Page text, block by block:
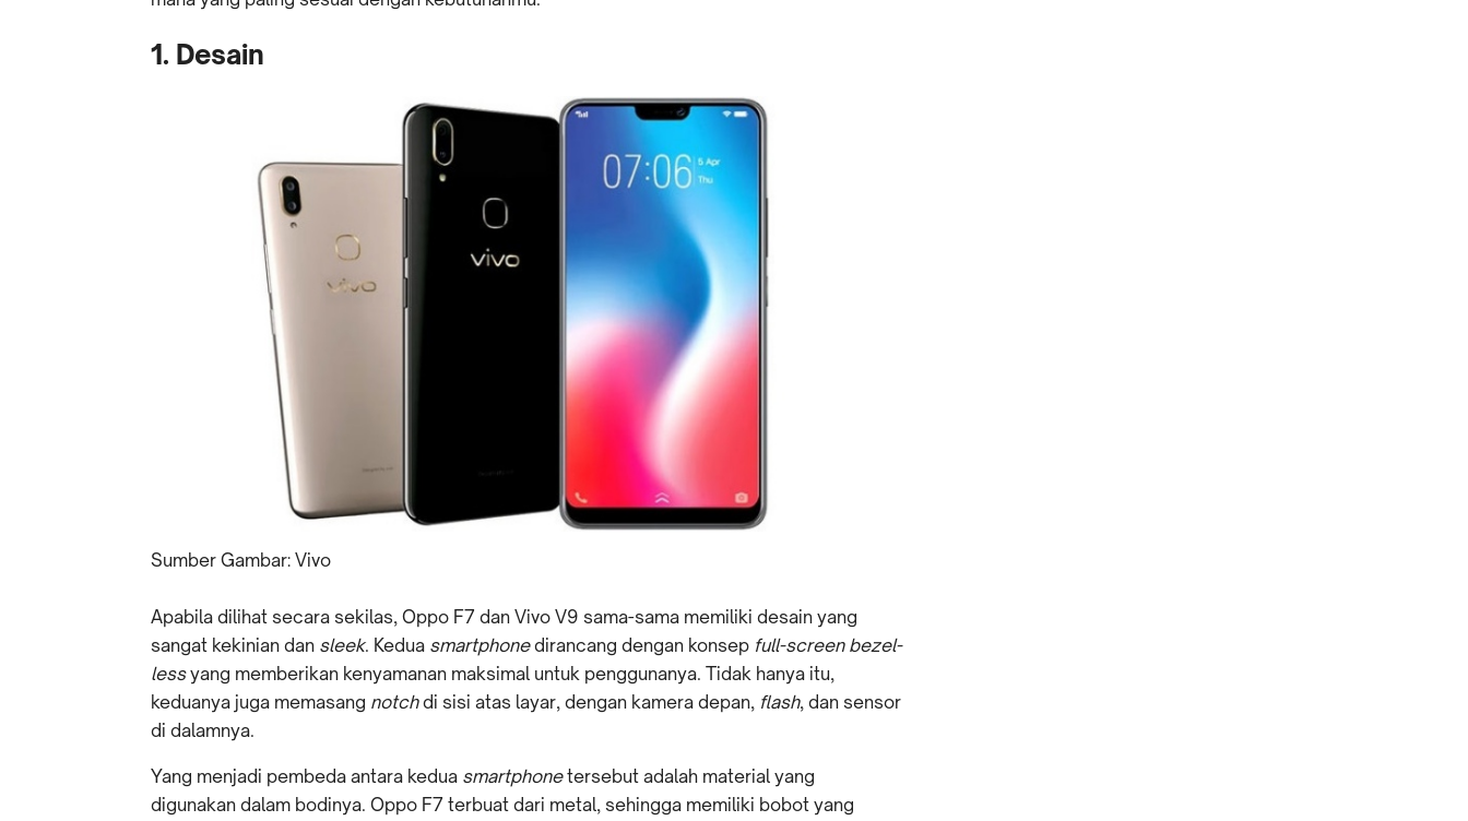
1. Desain
Sumber Gambar: Vivo
Apabila dilihat secara sekilas, Oppo F7 dan Vivo V9 sama-sama memiliki desain yang
sangat kekinian dan sleek. Kedua smartphonedirancang dengan konsep full-screen bezel-
lessyang memberikan kenyamanan maksimal untuk penggunanya. Tidak hanya itu,
keduanya juga memasang notchdi sisi atas layar, dengan kamera depan, flash, dan sensor
di dalamnya.
Yang menjadi pembeda antara kedua smartphonetersebut adalah material yang
digunakan dalam bodinya. Oppo F7 terbuat dari metal, sehingga memiliki bobot yang